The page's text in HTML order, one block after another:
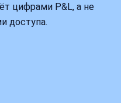
цифрами P&L, а не
доступа.